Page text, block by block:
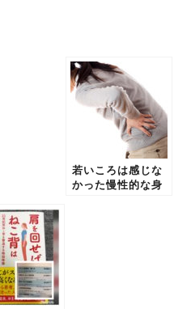
若いころは感じな
かった慢性的な身